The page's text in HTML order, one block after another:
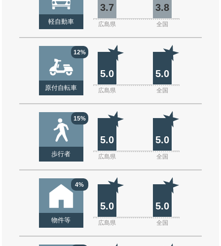
軽自動車
3.7 3.8
広島県 全国
12%
原付自転車
5.0 5.0
広島県 全国
15%
歩行者
5.0 5.0
広島県 全国
4%
物件等
5.0 5.0
広島県 全国